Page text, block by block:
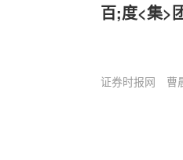
百;度<集>
证券时报网 曹